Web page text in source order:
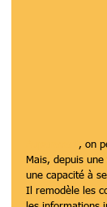
, on
Mais, depuis
une capacité à
Il remodèle les